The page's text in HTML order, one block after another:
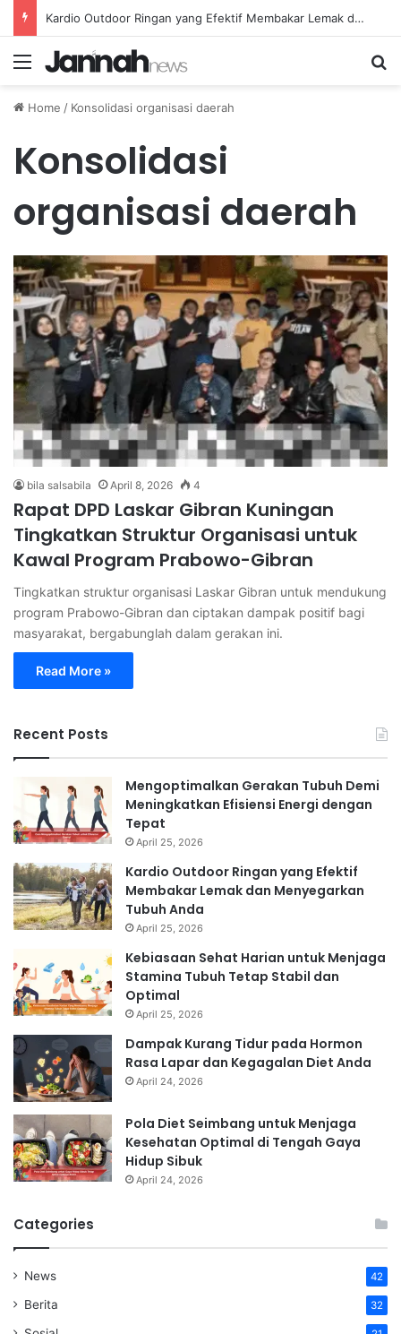
Kardio Outdoor Ringan yang Efektif Membakar Lemak dan Menyegarkan Tubuh Anda
Menu
Home / Konsolidasi organisasi daerah
Konsolidasi
organisasi daerah
bila salsabila April 8, 2026 4
Rapat DPD Laskar Gibran Kuningan
Tingkatkan Struktur Organisasi untuk
Kawal Program Prabowo-Gibran
Tingkatkan struktur organisasi Laskar Gibran untuk mendukung
program Prabowo-Gibran dan ciptakan dampak positif bagi
masyarakat, bergabunglah dalam gerakan ini.
Read More »
Recent Posts
Mengoptimalkan Gerakan Tubuh Demi
Meningkatkan Efisiensi Energi dengan
Tepat
April 25, 2026
Kardio Outdoor Ringan yang Efektif
Membakar Lemak dan Menyegarkan
Tubuh Anda
April 25, 2026
Kebiasaan Sehat Harian untuk Menjaga
Stamina Tubuh Tetap Stabil dan
Optimal
April 25, 2026
Dampak Kurang Tidur pada Hormon
Rasa Lapar dan Kegagalan Diet Anda
April 24, 2026
Pola Diet Seimbang untuk Menjaga
Kesehatan Optimal di Tengah Gaya
Hidup Sibuk
April 24, 2026
Categories
News 42
Berita 32